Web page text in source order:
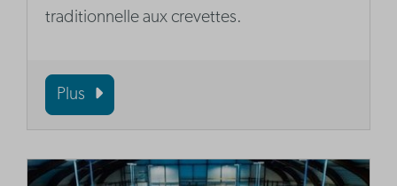
traditionnelle aux crevettes.
Plus